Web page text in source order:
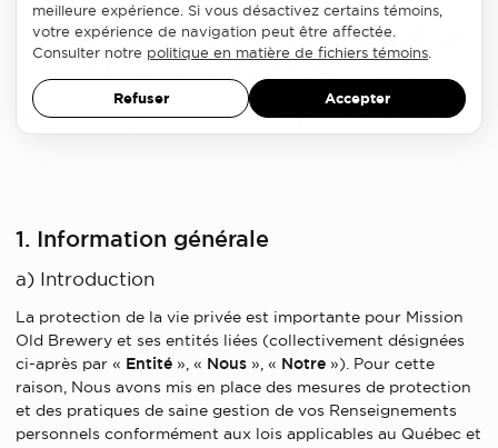
Politique de confidentialité
et de protection des
renseignements personnels
1. Information générale
a) Introduction
La protection de la vie privée est importante pour Mission
Old Brewery et ses entités liées (collectivement désignées
ci-après par « Entité », « Nous », « Notre »). Pour cette
raison, Nous avons mis en place des mesures de protection
et des pratiques de saine gestion de vos Renseignements
personnels conformément aux lois applicables au Québec et
meilleure expérience. Si vous désactivez certains témoins,
votre expérience de navigation peut être affectée.
Consulter notre politique en matière de fichiers témoins
Refuser Accepter